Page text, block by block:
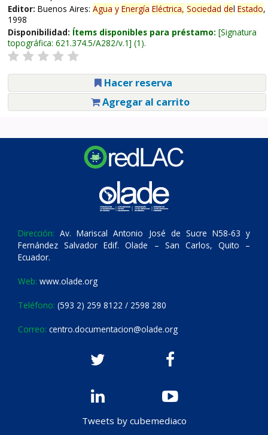
Editor: Buenos Aires: Agua y Energía Eléctrica, Sociedad del Estado,
1998
Disponibilidad: Ítems disponibles para préstamo: Signatura
topográfica: 621.374.5/A282/v.1 (1).
Hacer reserva
Agregar al carrito
Dirección: Av. Mariscal Antonio José de Sucre N58-63 y
Fernández Salvador Edif. Olade – San Carlos, Quito –
Ecuador.
Web: www.olade.org
Teléfono: (593 2) 259 8122 / 2598 280
Correo: centro.documentacion@olade.org
Tweets by cubemediaco